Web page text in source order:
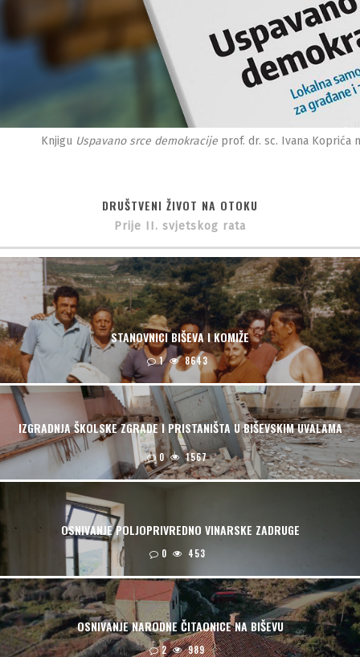
Knjigu Uspavano srce demokracije prof. dr. sc. Ivana Koprića
DRUŠTVENI ŽIVOT NA OTOKU
Prije II. svjetskog rata
STANOVNICI BIŠEVA I KOMIŽE
1 8643
IZGRADNJA ŠKOLSKE ZGRADE I PRISTANIŠTA U BIŠEVSKIM UVALAMA
0 1567
OSNIVANJE POLJOPRIVREDNO VINARSKE ZADRUGE
0 453
OSNIVANJE NARODNE ČITAONICE NA BIŠEVU
2 989